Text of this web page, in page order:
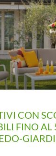
CON
FINO AL